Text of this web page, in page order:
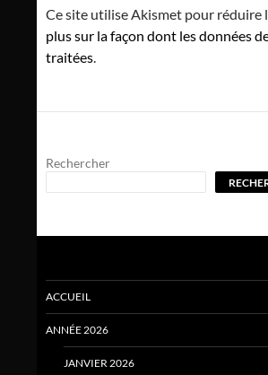
Ce site utilise Akismet pour réduire
plus sur la façon dont les données
traitées.
Rechercher
ACCUEIL
ANNÉE 2026
JANVIER 2026